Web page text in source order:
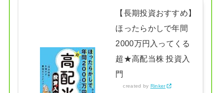
【長期投資おすすめ】
ほったらかしで年間
2000万円入ってくる
超★高配当株 投資入
門
created by Rinker